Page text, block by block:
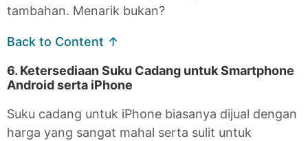
tambahan. Menarik bukan?
Back to Content ↑
6. Ketersediaan Suku Cadang untuk Smartphone
Android serta iPhone
Suku cadang untuk iPhone biasanya dijual dengan
harga yang sangat mahal serta sulit untuk